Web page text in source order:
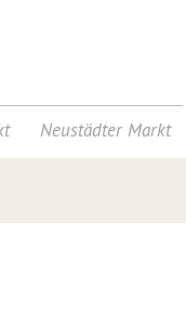
Neustädter Markt